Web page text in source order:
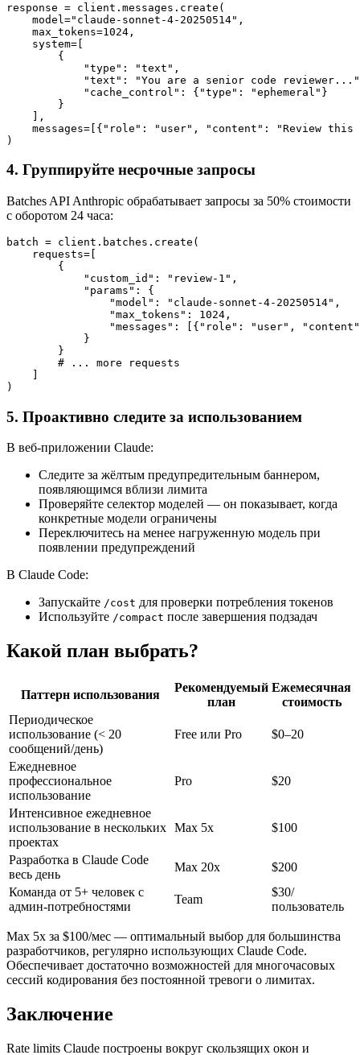
response = client.messages.create(
    model="claude-sonnet-4-20250514",
    max_tokens=1024,
    system=[
        {
            "type": "text",
"text": "You are a senior code
            "cache_control": {"type": "ephemeral"}
        }
    ],
messages=[{"role": "user", "content": "Review this
4. Группируйте несрочные запросы
Batches API Anthropic обрабатывает запросы за 50% стоимости
с оборотом 24 часа:
batch = client.batches.create(
    requests=[
        {
            "custom_id": "review-1",
            "params": {
                "model": "claude-sonnet-4-20250514",
                "max_tokens": 1024,
"messages": [{"role": "user",
            }
        }
        # ... more requests
5. Проактивно следите за использованием
В веб-приложении Claude:
Следите за жёлтым предупредительным баннером,
появляющимся вблизи лимита
Проверяйте селектор моделей — он показывает, когда
конкретные модели ограничены
Переключитесь на менее нагруженную модель при
появлении предупреждений
В Claude Code:
Запускайте /cost для проверки потребления токенов
Используйте /compact после завершения подзадач
Какой план выбрать?
Паттерн использования
Рекомендуемый
план
Ежемесячная
стоимость
Периодическое
использование (< 20
сообщений/день)
Free или Pro $0–20
Ежедневное
профессиональное
использование
Pro $20
Интенсивное ежедневное
использование в нескольких
проектах
Max 5x $100
Разработка в Claude Code
весь день
Max 20x
$200
Команда от 5+ человек с
админ-потребностями
Team
$30/
пользователь
Max 5x за $100/мес — оптимальный выбор для большинства
разработчиков, регулярно использующих Claude Code.
Обеспечивает достаточно возможностей для многочасовых
сессий кодирования без постоянной тревоги о лимитах.
Заключение
Rate limits Claude построены вокруг скользящих окон и